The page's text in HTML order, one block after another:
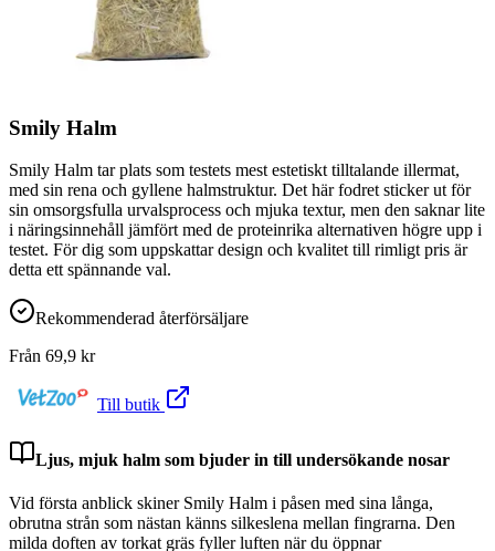
Smily Halm
Smily Halm tar plats som testets mest estetiskt tilltalande illermat,
med sin rena och gyllene halmstruktur. Det här fodret sticker ut för
sin omsorgsfulla urvalsprocess och mjuka textur, men den saknar lite
i näringsinnehåll jämfört med de proteinrika alternativen högre upp i
testet. För dig som uppskattar design och kvalitet till rimligt pris är
detta ett spännande val.
Rekommenderad återförsäljare
Från 69,9 kr
Till butik
Ljus, mjuk halm som bjuder in till undersökande nosar
Vid första anblick skiner Smily Halm i påsen med sina långa,
obrutna strån som nästan känns silkeslena mellan fingrarna. Den
milda doften av torkat gräs fyller luften när du öppnar